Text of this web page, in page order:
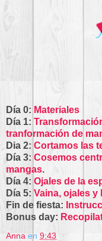
Día 0: Materiales
Día 1:
tranformación de
Dia 2: Cortamos las
Día 3: Cosemos
mangas.
Día 4: Ojales de la
Día 5: Vaina, ojales y
Fin de fiesta:
Bonus day:
Anna en 9:43